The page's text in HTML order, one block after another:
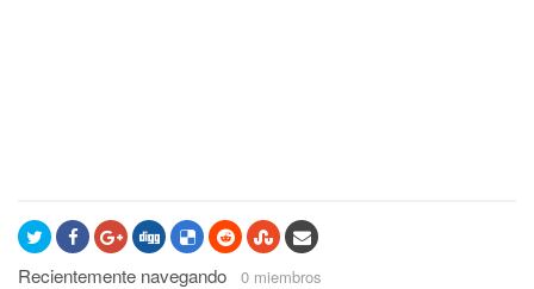
Recientemente navegando 0 miembros